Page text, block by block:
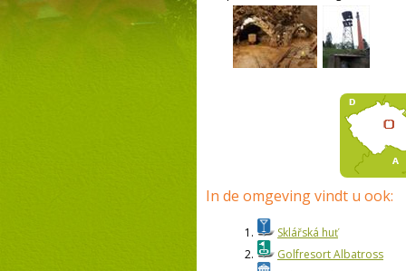
In de omgeving vindt u ook:
1.
Sklářská huť
2.
Golfresort Albatross